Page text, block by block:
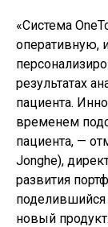
«Система
оперативную,
результатах
пациента.
временем
пациента, —
Jonghe),
развития
поделившийся
новый